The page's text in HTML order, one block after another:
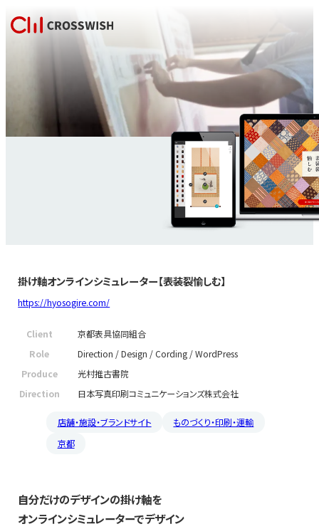
掛け軸オンラインシミュレーター【表装裂愉しむ】
https://hyosogire.com/
Client
京都表具協同組合
Role
Direction / Design / Cording / WordPress
Produce
光村推古書院
Direction
日本写真印刷コミュニケーションズ株式会社
店舗・施設・ブランドサイト
ものづくり・印刷・運輸
京都
自分だけのデザインの掛け軸を
オンラインシミュレーターでデザイン